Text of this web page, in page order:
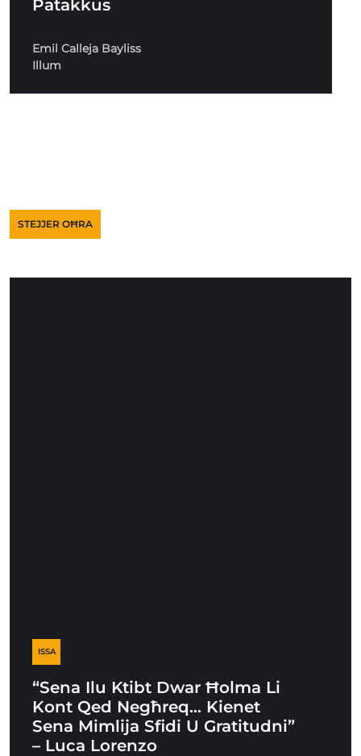
Patakkus
Emil Calleja Bayliss
Illum
STEJJER OĦRA
ISSA
“Sena Ilu Ktibt Dwar Ħolma Li
Kont Qed Negħreq… Kienet
Sena Mimlija Sfidi U Gratitudni”
– Luca Lorenzo